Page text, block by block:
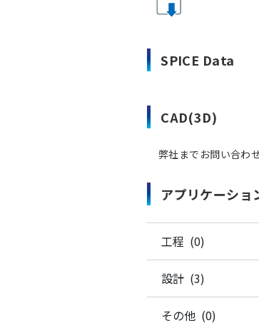
SPICE Data
CAD(3D)
弊社までお問い合わ
アプリケーショ
工程 (0)
設計 (3)
その他 (0)